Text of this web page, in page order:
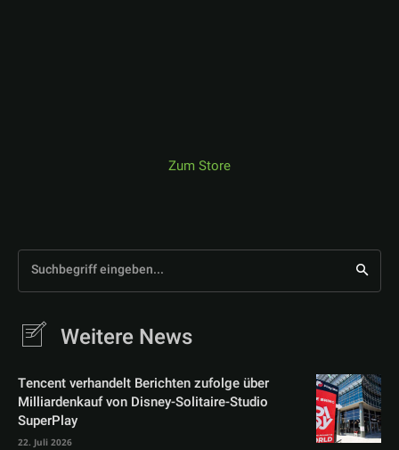
Zum Store
Suchbegriff eingeben...
Weitere News
Tencent verhandelt Berichten zufolge über
Milliardenkauf von Disney-Solitaire-Studio
SuperPlay
22. Juli 2026